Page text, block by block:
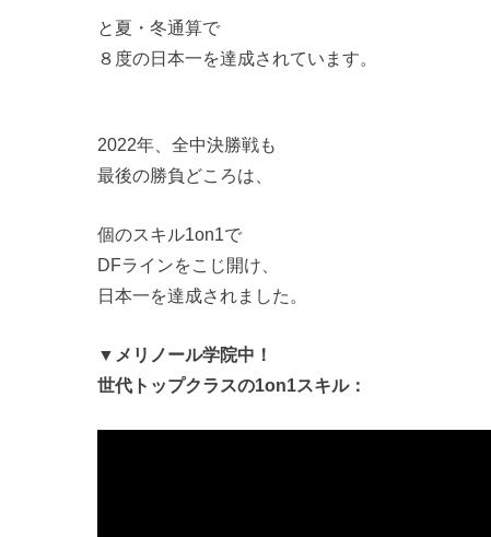
と夏・冬通算で
８度の日本一を達成されています。
2022年、全中決勝戦も
最後の勝負どころは、
個のスキル1on1で
DFラインをこじ開け、
日本一を達成されました。
▼メリノール学院中！
世代トップクラスの1on1スキル：